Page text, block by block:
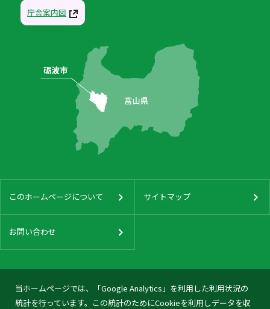
当ホームページでは、「Google Analytics」を利用した利用状況の
統計を行っています。この統計のためにCookieを利用しデータを収
庁舎案内図
このホームページについて サイトマップ
お問い合わせ